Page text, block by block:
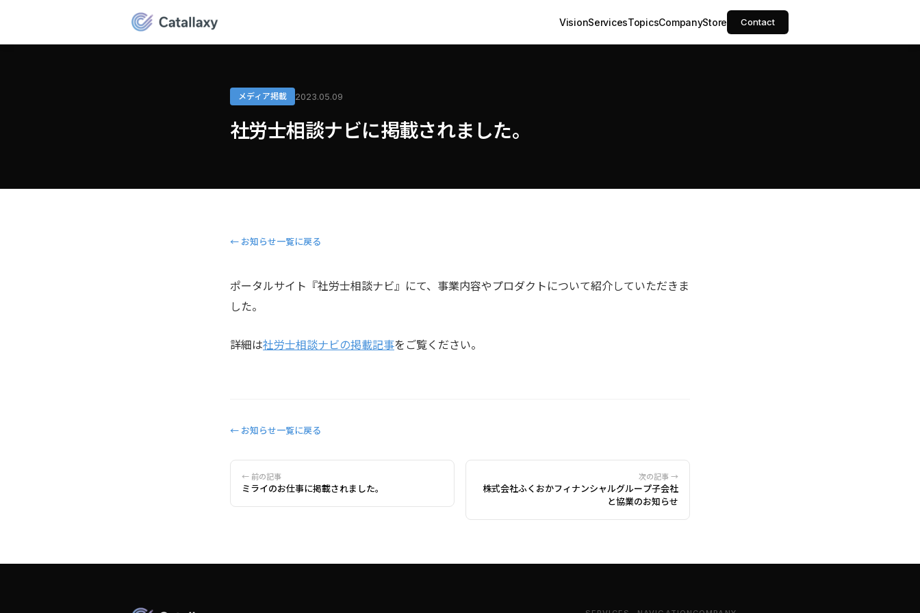
VisionServicesTopicsCompanyStore Contact
メディア掲載 2023.05.09
社労士相談ナビに掲載されました。
← お知らせ一覧に戻る
ポータルサイト『社労士相談ナビ』にて、事業内容やプロダクトについて紹介していただきま
した。
詳細は社労士相談ナビの掲載記事をご覧ください。
← お知らせ一覧に戻る
← 前の記事
ミライのお仕事に掲載されました。
次の記事 →
株式会社ふくおかフィナンシャルグループ子会社
と協業のお知らせ